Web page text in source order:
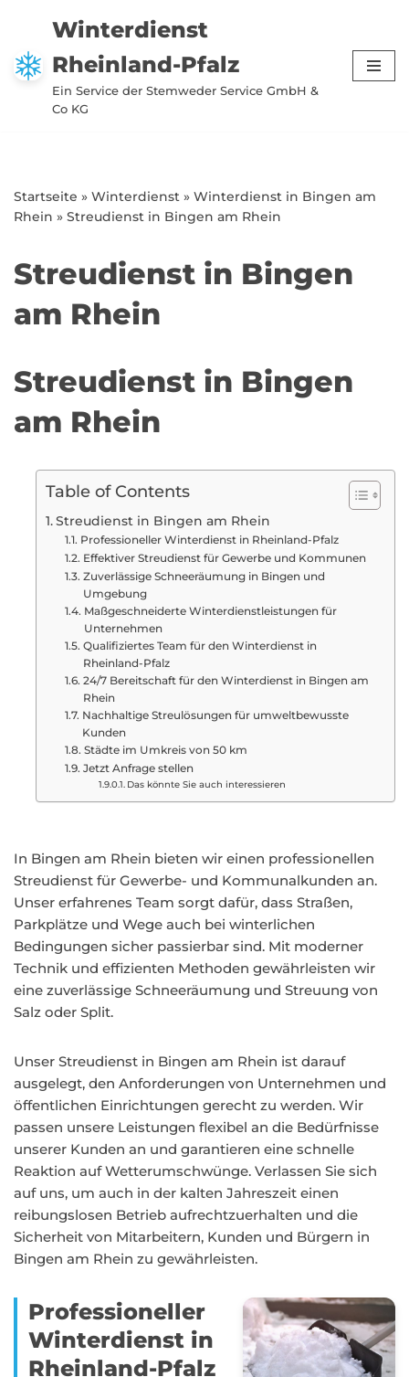
Zum
Inhalt
springen
Winterdienst
Rheinland-Pfalz
Ein Service der Stemweder Service GmbH &
Co KG
Startseite » Winterdienst » Winterdienst in Bingen am
Rhein » Streudienst in Bingen am Rhein
Streudienst in Bingen
am Rhein
Streudienst in Bingen
am Rhein
Table of Contents
Streudienst in Bingen am Rhein
Professioneller Winterdienst in Rheinland-Pfalz
Effektiver Streudienst für Gewerbe und Kommunen
Zuverlässige Schneeräumung in Bingen und
Umgebung
Maßgeschneiderte Winterdienstleistungen für
Unternehmen
Qualifiziertes Team für den Winterdienst in
Rheinland-Pfalz
24/7 Bereitschaft für den Winterdienst in Bingen am
Rhein
Nachhaltige Streulösungen für umweltbewusste
Kunden
Städte im Umkreis von 50 km
Jetzt Anfrage stellen
Das könnte Sie auch interessieren
In Bingen am Rhein bieten wir einen professionellen
Streudienst für Gewerbe- und Kommunalkunden an.
Unser erfahrenes Team sorgt dafür, dass Straßen,
Parkplätze und Wege auch bei winterlichen
Bedingungen sicher passierbar sind. Mit moderner
Technik und effizienten Methoden gewährleisten wir
eine zuverlässige Schneeräumung und Streuung von
Salz oder Split.
Unser Streudienst in Bingen am Rhein ist darauf
ausgelegt, den Anforderungen von Unternehmen und
öffentlichen Einrichtungen gerecht zu werden. Wir
passen unsere Leistungen flexibel an die Bedürfnisse
unserer Kunden an und garantieren eine schnelle
Reaktion auf Wetterumschwünge. Verlassen Sie sich
auf uns, um auch in der kalten Jahreszeit einen
reibungslosen Betrieb aufrechtzuerhalten und die
Sicherheit von Mitarbeitern, Kunden und Bürgern in
Bingen am Rhein zu gewährleisten.
Professioneller
Winterdienst in
Rheinland-Pfalz